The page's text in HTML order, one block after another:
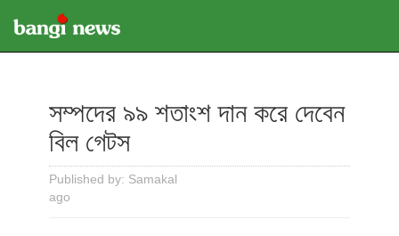
সম্পদের ৯৯ শতাংশ দান করে দেবেন
বিল গেটস
Published by: Samakal
ago